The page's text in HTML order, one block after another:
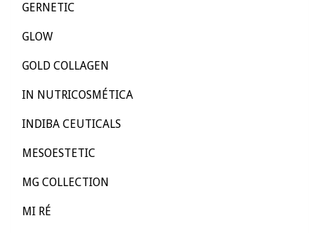
GERNETIC
GLOW
GOLD COLLAGEN
IN NUTRICOSMÉTICA
INDIBA CEUTICALS
MESOESTETIC
MG COLLECTION
MI RÉ